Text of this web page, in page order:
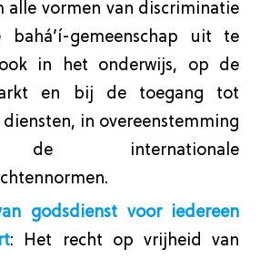
alle vormen van discriminatie
bahá’í-gemeenschap uit te
in het onderwijs, op de
en bij de toegang tot
in overeenstemming
internationale
godsdienst voor iedereen
: Het recht op vrijheid van